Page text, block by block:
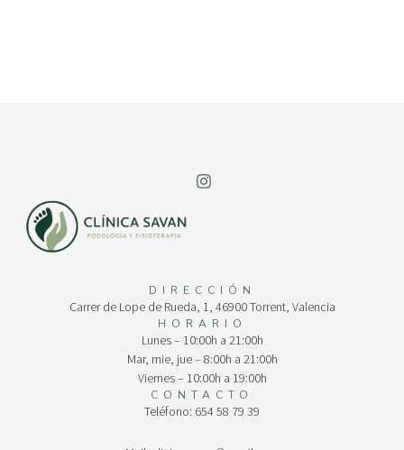
DIRECCIÓN
Carrer de Lope de Rueda, 1, 46900 Torrent, Valencia
HORARIO
Lunes – 10:00h a 21:00h
Mar, mie, jue – 8:00h a 21:00h
Viernes – 10:00h a 19:00h
CONTACTO
Teléfono: 654 58 79 39